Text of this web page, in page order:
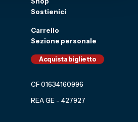
Sostienici
Carrello
Sezione personale
Acquista biglietto
CF 01634160996
REA GE - 427927